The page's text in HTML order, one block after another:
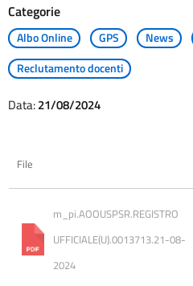
Categorie
Albo Online GPS News
Reclutamento docenti
Data:21/08/2024
File
m_pi.AOOUSPSR.REGISTRO
UFFICIALE(U).0013713.21-08-
2024